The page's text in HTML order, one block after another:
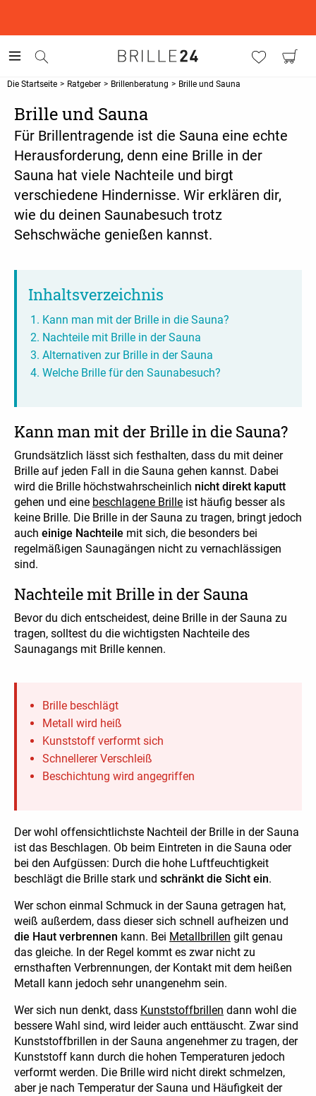
Die Startseite > Ratgeber > Brillenberatung > Brille und Sauna
Brille und Sauna
Für Brillentragende ist die Sauna eine echte
Herausforderung, denn eine Brille in der
Sauna hat viele Nachteile und birgt
verschiedene Hindernisse. Wir erklären dir,
wie du deinen Saunabesuch trotz
Sehschwäche genießen kannst.
Inhaltsverzeichnis
Kann man mit der Brille in die Sauna?
Nachteile mit Brille in der Sauna
Alternativen zur Brille in der Sauna
Welche Brille für den Saunabesuch?
Kann man mit der Brille in die Sauna?
Grundsätzlich lässt sich festhalten, dass du mit deiner
Brille auf jeden Fall in die Sauna gehen kannst. Dabei
wird die Brille höchstwahrscheinlich nicht direkt kaputt
gehen und eine beschlagene Brille ist häufig besser als
keine Brille. Die Brille in der Sauna zu tragen, bringt jedoch
auch einige Nachteile mit sich, die besonders bei
regelmäßigen Saunagängen nicht zu vernachlässigen
sind.
Nachteile mit Brille in der Sauna
Bevor du dich entscheidest, deine Brille in der Sauna zu
tragen, solltest du die wichtigsten Nachteile des
Saunagangs mit Brille kennen.
Brille beschlägt
Metall wird heiß
Kunststoff verformt sich
Schnellerer Verschleiß
Beschichtung wird angegriffen
Der wohl offensichtlichste Nachteil der Brille in der Sauna
ist das Beschlagen. Ob beim Eintreten in die Sauna oder
bei den Aufgüssen: Durch die hohe Luftfeuchtigkeit
beschlägt die Brille stark und schränkt die Sicht ein.
Wer schon einmal Schmuck in der Sauna getragen hat,
weiß außerdem, dass dieser sich schnell aufheizen und
die Haut verbrennen kann. Bei Metallbrillen gilt genau
das gleiche. In der Regel kommt es zwar nicht zu
ernsthaften Verbrennungen, der Kontakt mit dem heißen
Metall kann jedoch sehr unangenehm sein.
Wer sich nun denkt, dass Kunststoffbrillen dann wohl die
bessere Wahl sind, wird leider auch enttäuscht. Zwar sind
Kunststoffbrillen in der Sauna angenehmer zu tragen, der
Kunststoff kann durch die hohen Temperaturen jedoch
verformt werden. Die Brille wird nicht direkt schmelzen,
aber je nach Temperatur der Sauna und Häufigkeit der